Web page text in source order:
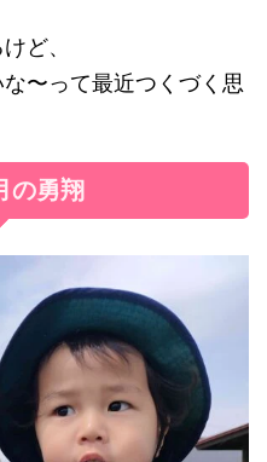
ど、
〜って最近つくづく思
の勇翔